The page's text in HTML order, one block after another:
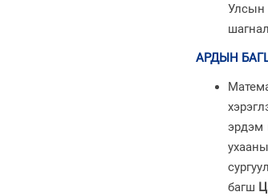
Улсын
АРДЫН
эрдэм
багш